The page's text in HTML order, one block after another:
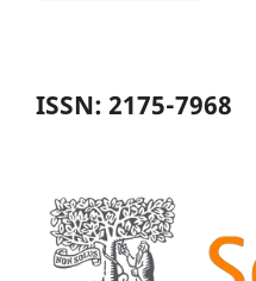
ISSN: 2175-7968